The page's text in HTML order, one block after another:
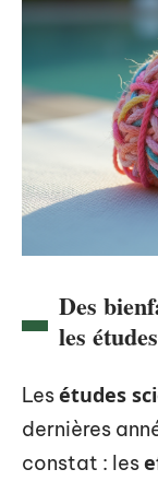
Des
les
Lesétudes
dernières
constat : les